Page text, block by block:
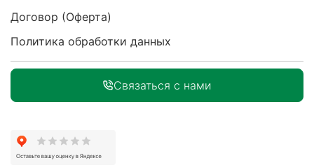
Договор (Оферта)
Политика обработки данных
Связаться с нами